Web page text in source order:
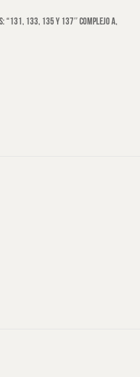
“131, 133, 135 y 137″ Complejo A,